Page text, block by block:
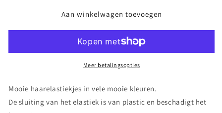
Zwart
Haar
Zwart
Aan winkelwagen toevoegen
Meer betalingsopties
Mooie haarelastiekjes in vele mooie kleuren.
De sluiting van het elastiek is van plastic en beschadigt het